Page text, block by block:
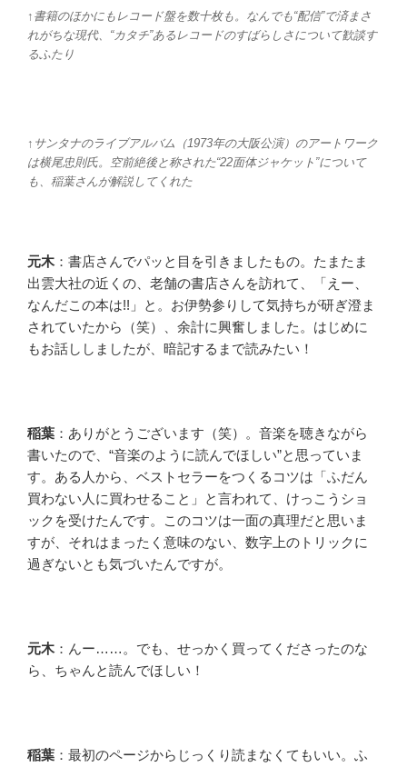
↑書籍のほかにもレコード盤を数十枚も。なんでも“配信”で済まさ
れがちな現代、“カタチ”あるレコードのすばらしさについて歓談す
るふたり
↑サンタナのライブアルバム（1973年の大阪公演）のアートワーク
は横尾忠則氏。空前絶後と称された“22面体ジャケット”について
も、稲葉さんが解説してくれた
元木：書店さんでパッと目を引きましたもの。たまたま
出雲大社の近くの、老舗の書店さんを訪れて、「えー、
なんだこの本は!!」と。お伊勢参りして気持ちが研ぎ澄ま
されていたから（笑）、余計に興奮しました。はじめに
もお話ししましたが、暗記するまで読みたい！
稲葉 ：ありがとうございます（笑）。音楽を聴きながら
書いたので、“音楽のように読んでほしい”と思っていま
す。ある人から、ベストセラーをつくるコツは「ふだん
買わない人に買わせること」と言われて、けっこうショ
ックを受けたんです。このコツは一面の真理だと思いま
すが、それはまったく意味のない、数字上のトリックに
過ぎないとも気づいたんですが。
元木：んー……。でも、せっかく買ってくださったのな
ら、ちゃんと読んでほしい！
稲葉 ：最初のページからじっくり読まなくてもいい。ふ